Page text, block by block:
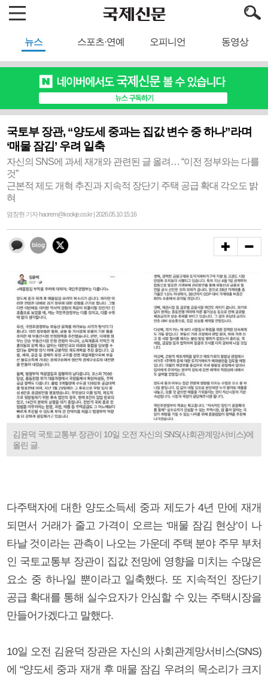
뉴스 스포츠·연예 오피니언 동영상
국토부 장관, “양도세 중과는 집값 변수 중 하나”라며
‘매물 잠김’ 우려 일축
자신의 SNS에 과세 재개와 관련된 글 올려… “이전 정부와는 다를
것”
근본적 제도 개혁 추진과 지속적 장단기 주택 공급 확대 각오도 밝
혀
염창현 기자 haorem@kookje.co.kr | 2026.05.10 15:16
김윤덕 국토교통부 장관이 10일 오전 자신의 SNS(사회관계망서비스)에
올린 글.
다주택자에 대한 양도소득세 중과 제도가 4년 만에 재개
되면서 거래가 줄고 가격이 오르는 ‘매물 잠김 현상’이 나
타날 것이라는 관측이 나오는 가운데 주택 분야 주무 부처
인 국토교통부 장관이 집값 전망에 영향을 미치는 수많은
요소 중 하나일 뿐이라고 일축했다. 또 지속적인 장단기
공급 확대를 통해 실수요자가 안심할 수 있는 주택시장을
만들어가겠다고 말했다.
10일 오전 김윤덕 장관은 자신의 사회관계망서비스(SNS)
에 “양도세 중과 재개 후 매물 잠김 우려의 목소리가 크지